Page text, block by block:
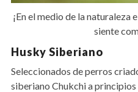
¡En el medio de la naturaleza
siente
Husky Siberiano
Seleccionados de perros
siberiano Chukchi a